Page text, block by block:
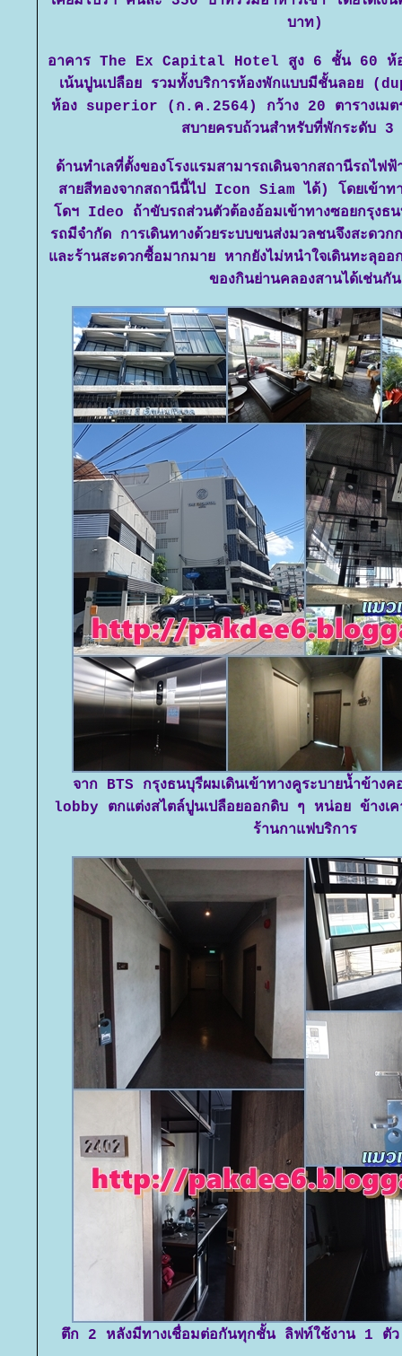
บาท)
อาคาร The Ex Capital Hotel สูง 6 ชั้น 60 ห้
เน้นปูนเปลือย รวมทั้งบริการห้องพักแบบมีชั้นลอย
ห้อง superior (ก.ค.2564) กว้าง 20 ตารางเมตร
สบายครบถ้วนสำหรับที่พักระดับ 3
ด้านทำเลที่ตั้งของโรงแรมสามารถเดินจากสถานีรถไ
สายสีทองจากสถานีนี้ไป Icon Siam ได้) โดยเข้าท
ดฯ Ideo ถ้าขับรถส่วนตัวต้องอ้อมเข้าทางซอยกรุงธ
รถมีจำกัด การเดินทางด้วยระบบขนส่งมวลชนจึงสะดว
ละร้านสะดวกซื้อมากมาย หากยังไม่หนำใจเดินทะลุอ
ของกินย่านคลองสานได้เช่นกัน
จาก BTS กรุงธนบุรีผมเดินเข้าทางคูระบายน้ำข้า
lobby ตกแต่งสไตล์ปูนเปลือยออกดิบ ๆ หน่อย ข้าง
ร้านกาแฟบริการ
ตึก 2 หลังมีทางเชื่อมต่อกันทุกชั้น ลิฟท์ใช้งาน 1 ตัว